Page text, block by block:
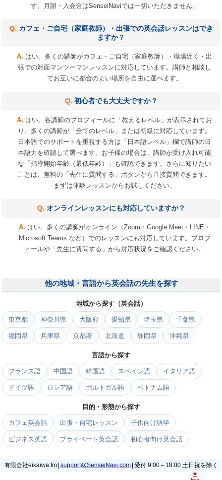
す。月謝・入会金はSenseiNaviでは一切いただきません。
カフェ・ご自宅（家庭教師）・出張での英会話レッスンはでき
ますか？
はい。多くの講師がカフェ・ご自宅（家庭教師）・職場近く・出
張での対面マンツーマンレッスンに対応しています。講師と相談し
てお互いに都合のよい場所を自由に選べます。
初心者でも大丈夫ですか？
はい。各講師のプロフィールに「教えるレベル」が表示されてお
り、多くの講師が「全てのレベル」または初級に対応しています。
日本語でのサポートを重視する方は「日本語レベル」欄で講師の日
本語力を確認して選べます。お子様の場合は、講師が受け入れ可能
な「指導開始年齢（最低年齢）」も確認できます。さらに知りたい
ことは、無料の「先生に質問する」ボタンから直接質問できます。
まずは体験レッスンからお試しください。
オンラインレッスンにも対応していますか？
はい。多くの講師がオンライン（Zoom・Google Meet・LINE・
Microsoft Teams など）でのレッスンにも対応しています。プロフ
ィールや「先生に質問する」から対応状況をご確認ください。
他の地域・言語から英会話の先生を探す
地域から探す（英会話）
東京都 神奈川県 大阪府 愛知県 埼玉県 千葉県
福岡県 兵庫県 京都府 北海道 静岡県 沖縄県
言語から探す
フランス語 中国語 韓国語 スペイン語 イタリア語
ドイツ語 ロシア語 ポルトガル語 ベトナム語
目的・形態から探す
カフェ英会話 出張・自宅レッスン 子供向け語学
ビジネス英語 プライベート英会話 初心者向け英会話
有限会社eikaiwa.fm | support@SenseiNavi.com| 受付 9:00～18:00 土日祝を除く